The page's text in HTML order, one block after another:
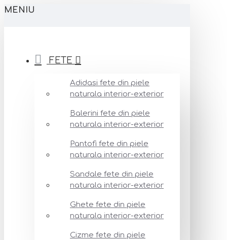
MENIU
FETE
Adidasi fete din piele
naturala interior-exterior
Balerini fete din piele
naturala interior-exterior
Pantofi fete din piele
naturala interior-exterior
Sandale fete din piele
naturala interior-exterior
Ghete fete din piele
naturala interior-exterior
Cizme fete din piele